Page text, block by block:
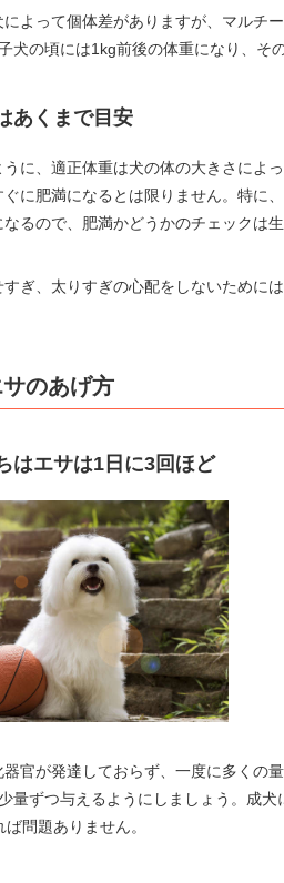
よって個体差がありますが、マルチ
犬の頃には1kg前後の体重になり、そ
あくまで目安
に、適正体重は犬の体の大きさによ
に肥満になるとは限りません。特に
るので、肥満かどうかのチェックは
ぎ、太りすぎの心配をしないために
のあげ方
はエサは1日に3回ほど
官が発達しておらず、一度に多くの
量ずつ与えるようにしましょう。成
問題ありません。